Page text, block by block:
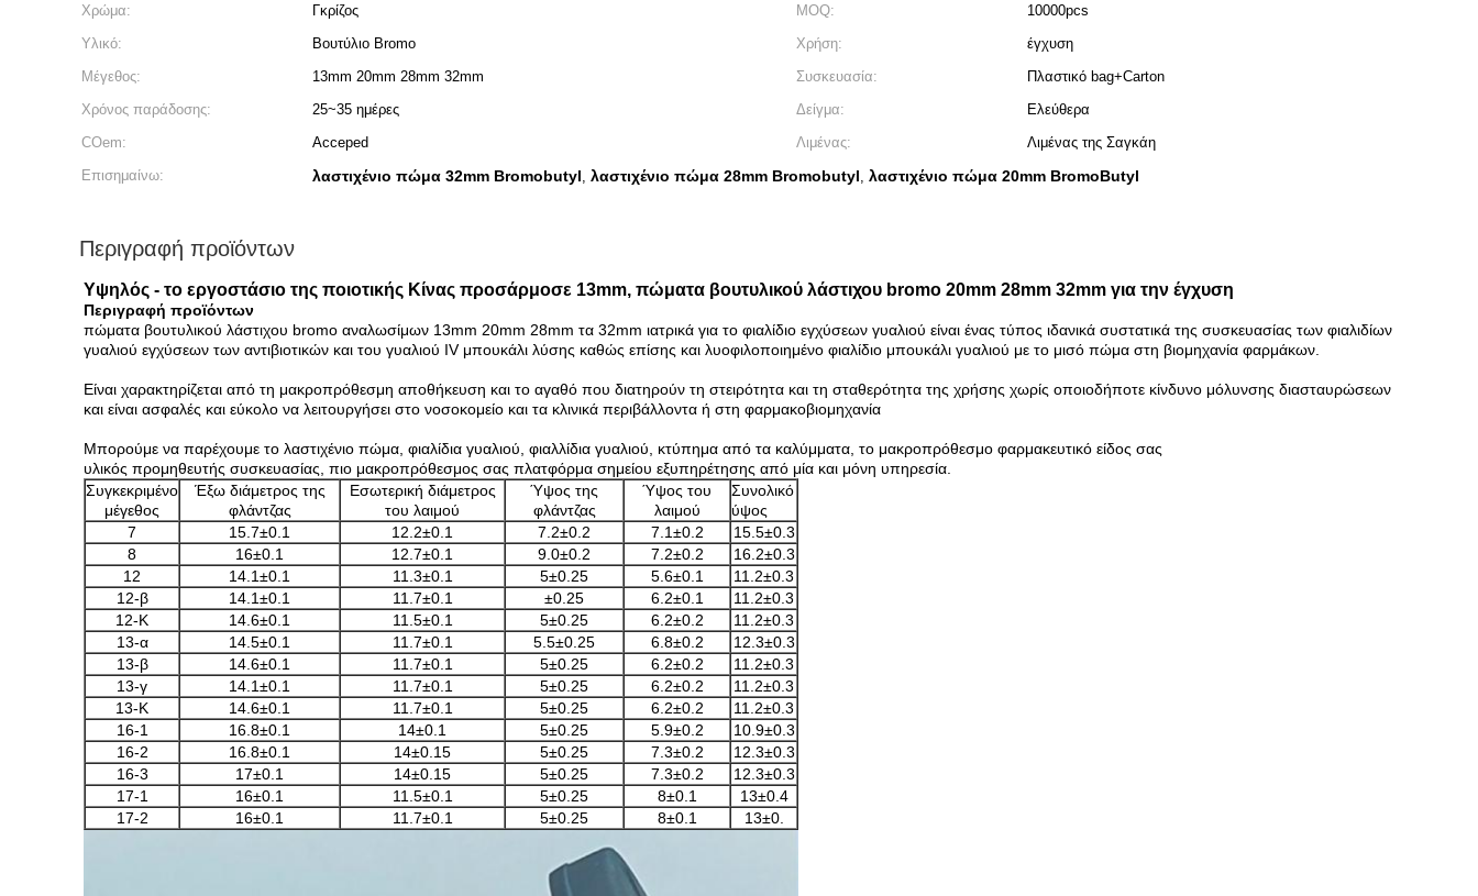
Χρώμα: Γκρίζος MOQ:
10000pcs
Υλικό:
Βουτύλιο Bromo Χρήση:
έγχυση
Μέγεθος:
13mm 20mm 28mm 32mm Συσκευασία:
Πλαστικό bag+Carton
Χρόνος παράδοσης:
25~35 ημέρες Δείγμα:
Ελεύθερα
COem:
Acceped Λιμένας:
Λιμένας της Σαγκάη
Επισημαίνω:
λαστιχένιο πώμα 32mm Bromobutyl, λαστιχένιο πώμα 28mm Bromobutyl, λαστιχένιο πώμα 20mm BromoButyl
Περιγραφή προϊόντων
Υψηλός - το εργοστάσιο της ποιοτικής Κίνας προσάρμοσε 13mm, πώματα βουτυλικού λάστιχου bromo 20mm 28mm 32mm για την έγχυση
Περιγραφή προϊόντων
πώματα βουτυλικού λάστιχου bromo αναλωσίμων 13mm 20mm 28mm τα 32mm ιατρικά για το φιαλίδιο εγχύσεων γυαλιού είναι ένας τύπος ιδανικά συστατικά της συσκευασίας των φιαλιδίων
γυαλιού εγχύσεων των αντιβιοτικών και του γυαλιού IV μπουκάλι λύσης καθώς επίσης και λυοφιλοποιημένο φιαλίδιο μπουκάλι γυαλιού με το μισό πώμα στη βιομηχανία φαρμάκων.
Είναι χαρακτηρίζεται από τη μακροπρόθεσμη αποθήκευση και το αγαθό που διατηρούν τη στειρότητα και τη σταθερότητα της χρήσης χωρίς οποιοδήποτε κίνδυνο μόλυνσης διασταυρώσεων
και είναι ασφαλές και εύκολο να λειτουργήσει στο νοσοκομείο και τα κλινικά περιβάλλοντα ή στη φαρμακοβιομηχανία
Μπορούμε να παρέχουμε το λαστιχένιο πώμα, φιαλίδια γυαλιού, φιαλλίδια γυαλιού, κτύπημα από τα καλύμματα, το μακροπρόθεσμο φαρμακευτικό είδος σας
υλικός προμηθευτής συσκευασίας, πιο μακροπρόθεσμος σας πλατφόρμα σημείου εξυπηρέτησης από μία και μόνη υπηρεσία.
Συγκεκριμένο
μέγεθος
Έξω διάμετρος της
φλάντζας
Εσωτερική διάμετρος
του λαιμού
Ύψος της
φλάντζας
Ύψος του
λαιμού
Συνολικό
ύψος
7
15.7±0.1 12.2±0.1 7.2±0.2 7.1±0.2
15.5±0.3
8
16±0.1 12.7±0.1 9.0±0.2 7.2±0.2
16.2±0.3
12
14.1±0.1 11.3±0.1 5±0.25 5.6±0.1
11.2±0.3
12-β
14.1±0.1 11.7±0.1 ±0.25 6.2±0.1
11.2±0.3
12-Κ
14.6±0.1 11.5±0.1 5±0.25 6.2±0.2
11.2±0.3
13-α
14.5±0.1 11.7±0.1 5.5±0.25 6.8±0.2
12.3±0.3
13-β
14.6±0.1 11.7±0.1 5±0.25 6.2±0.2
11.2±0.3
13-γ
14.1±0.1 11.7±0.1 5±0.25 6.2±0.2
11.2±0.3
13-Κ
14.6±0.1 11.7±0.1 5±0.25 6.2±0.2
11.2±0.3
16-1
16.8±0.1 14±0.1 5±0.25 5.9±0.2
10.9±0.3
16-2
16.8±0.1 14±0.15 5±0.25 7.3±0.2
12.3±0.3
16-3
17±0.1 14±0.15 5±0.25 7.3±0.2
12.3±0.3
17-1
16±0.1 11.5±0.1 5±0.25 8±0.1
13±0.4
17-2
16±0.1 11.7±0.1 5±0.25 8±0.1 13±0.